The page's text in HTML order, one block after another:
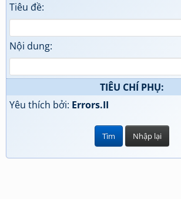
Tiêu đề:
Nội dung:
TIÊU CHÍ PHỤ:
Yêu thích bởi: Errors.II